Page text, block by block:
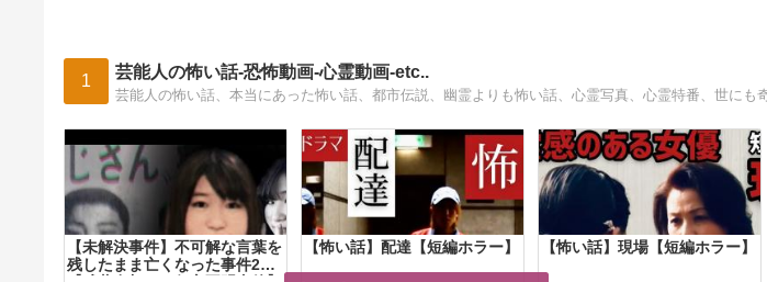
1 芸能人の怖い話-恐怖動画-心霊動画-etc..
【未解決事件】不可解な言葉を
残したまま亡くなった事件2選
【怖い話】配達【短編ホラー】 【怖い話】現場【短編ホラー】